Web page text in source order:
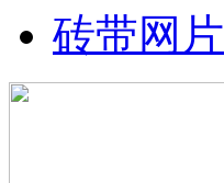
砖带网片